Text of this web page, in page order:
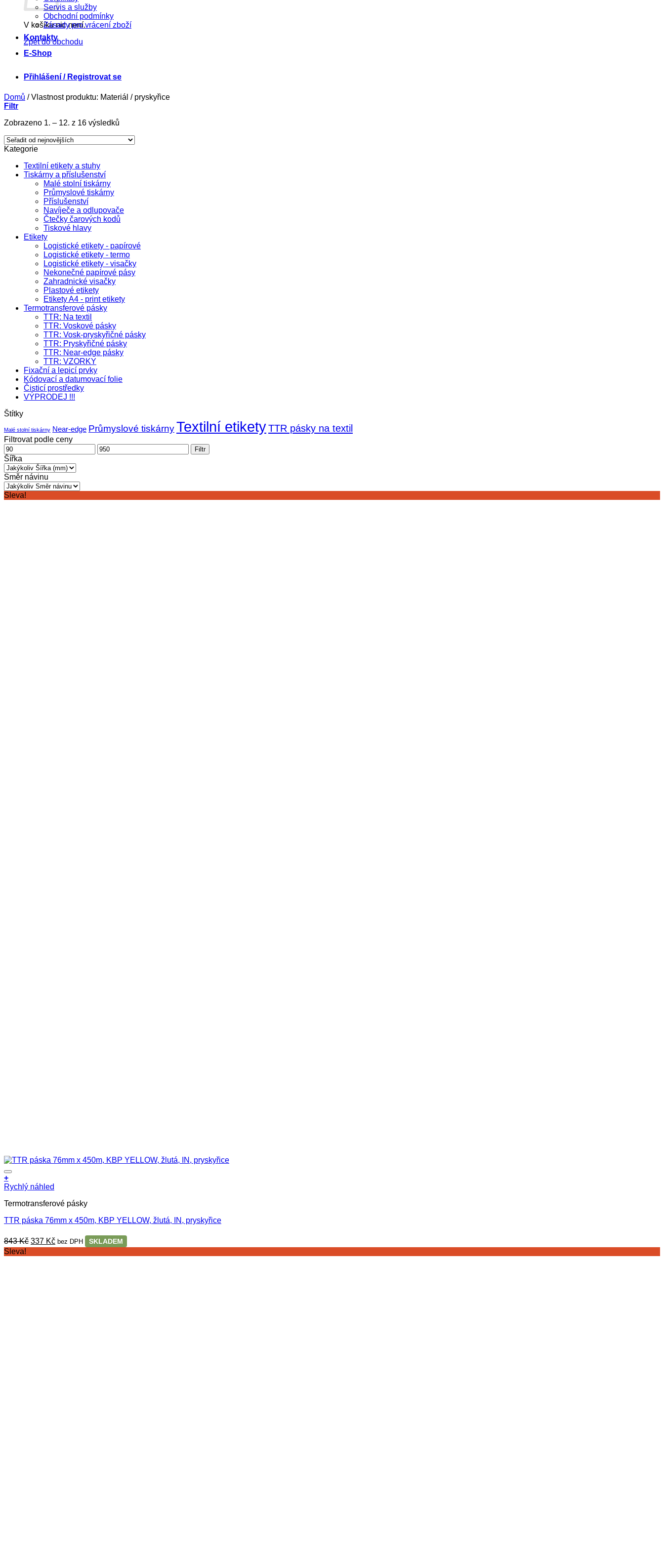
V košíku nic není.
Zpět do obchodu
Servis a služby
Obchodní podmínky
Zásady pro vrácení zboží
Kontakty
E-Shop
Přihlášení / Registrovat se
Domů /Vlastnost produktu: Materiál /pryskyřice
Filtr
Zobrazeno 1. – 12. z 16 výsledků
nejnovějších
Kategorie
Textilní etikety a stuhy
Tiskárny a příslušenství
Malé stolní tiskárny
Průmyslové tiskárny
Příslušenství
Navíječe a odlupovače
Čtečky čarových kodů
Tiskové hlavy
Etikety
Logistické etikety - papírové
Logistické etikety - termo
Logistické etikety - visačky
Nekonečné papírové pásy
Zahradnické visačky
Plastové etikety
Etikety A4 - print etikety
Termotransferové pásky
TTR: Na textil
TTR: Voskové pásky
TTR: Vosk-pryskyřičné pásky
TTR: Pryskyřičné pásky
TTR: Near-edge pásky
TTR: VZORKY
Fixační a lepicí prvky
Kódovací a datumovací folie
Čisticí prostředky
VÝPRODEJ !!!
Štítky
Malé stolní tiskárny Near-edge Průmyslové tiskárnyTextilní etiketyTTR pásky na textil
Filtrovat podle ceny
Minimální
cena
Maximální
cena
Filtr
Šířka
Směr návinu
Sleva!
+
Rychlý náhled
Termotransferové pásky
TTR páska 76mm x 450m, KBP YELLOW, žlutá, IN, pryskyřice
843Kč
Původní
cena
byla:
337 Kč
cena
je:
bez DPH SKLADEM
Sleva!